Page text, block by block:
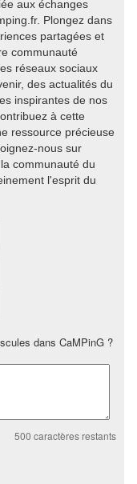
aux échanges
Plongez dans
partagées et
communauté
réseaux sociaux
des actualités du
inspirantes de nos
à cette
ressource précieuse
nous sur
communauté du
l'esprit du
dans CaMPinG ?
500 caractères restants